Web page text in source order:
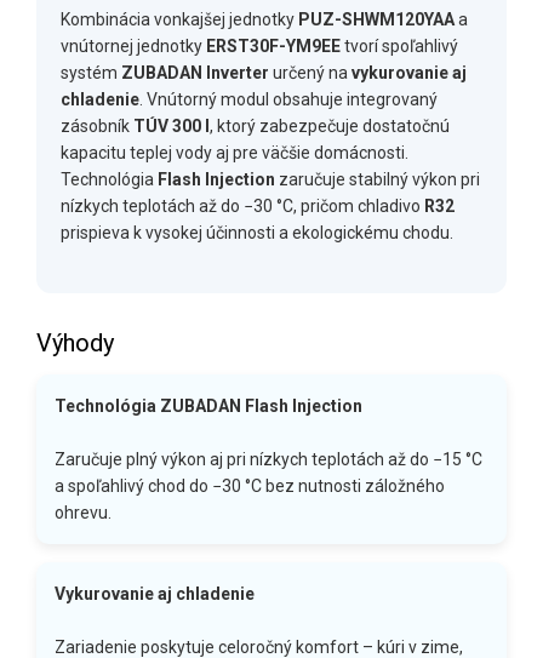
Kombinácia vonkajšej jednotky PUZ-SHWM120YAAa
vnútornej jednotky ERST30F-YM9EEtvorí spoľahlivý
systém ZUBADAN Inverter určený na vykurovanie aj
chladenie . Vnútorný modul obsahuje integrovaný
zásobník TÚV 300 l , ktorý zabezpečuje dostatočnú
kapacitu teplej vody aj pre väčšie domácnosti.
Technológia Flash Injection zaručuje stabilný výkon pri
nízkych teplotách až do −30 °C, pričom chladivo R32
prispieva k vysokej účinnosti a ekologickému chodu.
Výhody
Technológia ZUBADAN Flash Injection
Zaručuje plný výkon aj pri nízkych teplotách až do −15 °C
a spoľahlivý chod do −30 °C bez nutnosti záložného
ohrevu.
Vykurovanie aj chladenie
Zariadenie poskytuje celoročný komfort – kúri v zime,